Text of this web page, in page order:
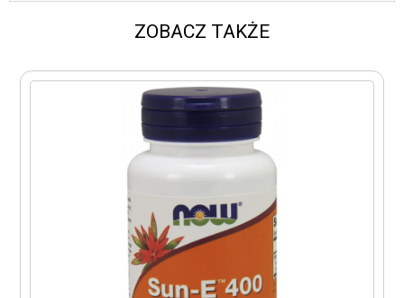
ZOBACZ TAKŻE